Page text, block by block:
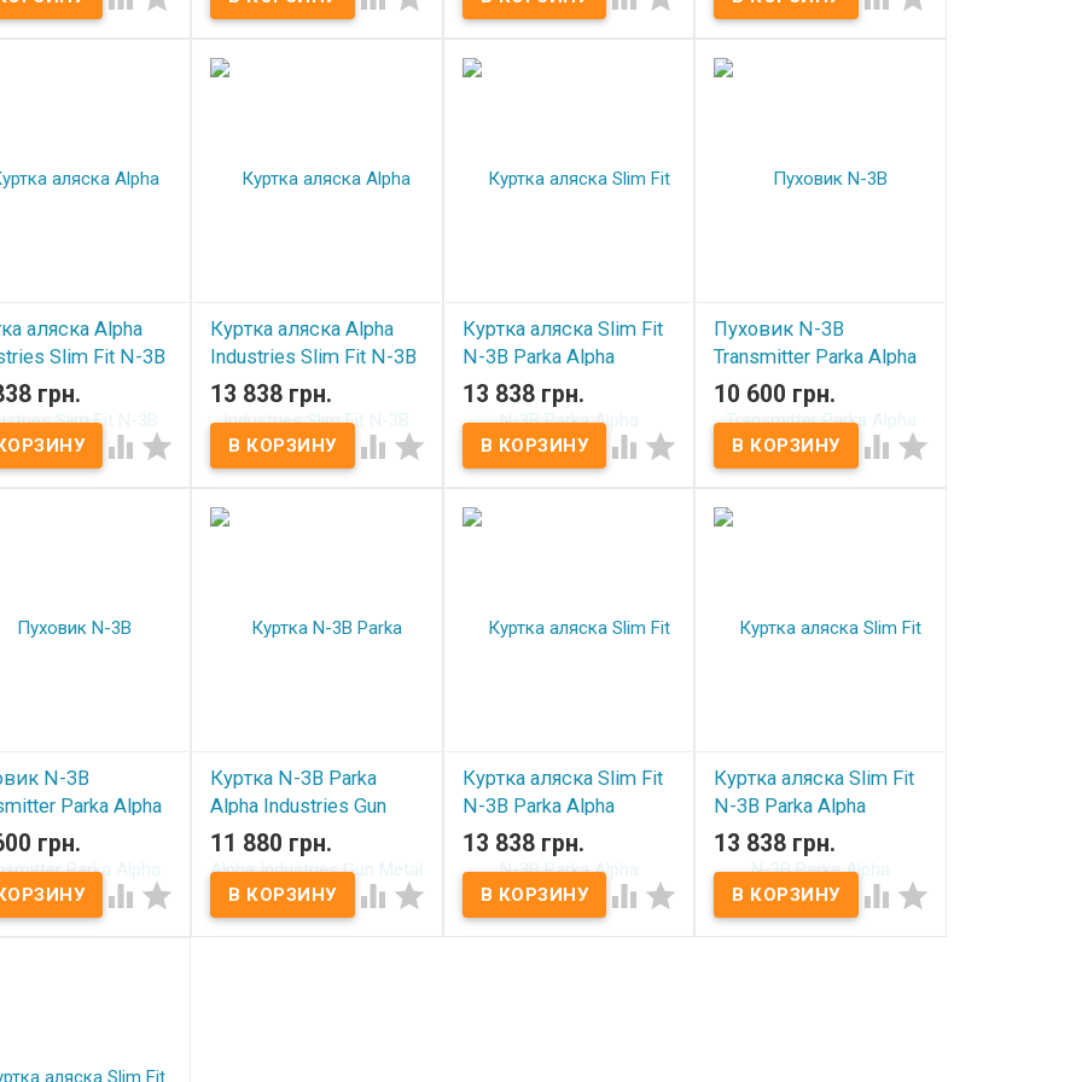
В наличии
аляска Alpha
Slim Fit N-3B
чорна
orange w/brown
грн.
 
Куртка аляска Alpha
Industries Slim Fit N-3B
Parka чорна
(black/black fur)
В наличии
13 838 грн.
 
Куртка аляска Slim Fit
N-3B Parka Alpha
Industries Brown/Orange
В наличии
13 838 грн.
 
Пуховик N-3B
Transmitter Parka Alpha
Industries Blue
В наличии
10 600 грн.
 
N-3B
Parka Alpha
Black
грн.
 
Куртка N-3B Parka
Alpha Industries Gun
Metal
В наличии
11 880 грн.
 
Куртка аляска Slim Fit
N-3B Parka Alpha
Industries Replica Blue
В наличии
13 838 грн.
 
Куртка аляска Slim Fit
N-3B Parka Alpha
Industries Vintage Olive
В наличии
13 838 грн.
 